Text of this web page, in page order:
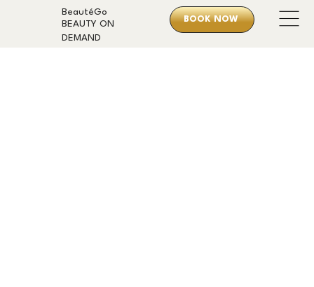
BeautéGo
BEAUTY ON
DEMAND
BOOK NOW